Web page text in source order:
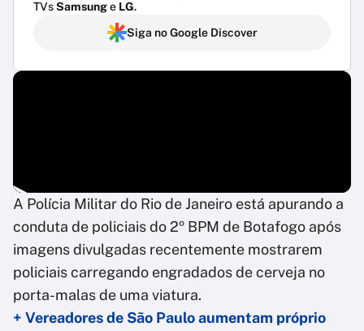
TVsSamsunge LG.
Siga no Google Discover
A Polícia Militar do Rio de Janeiro está apurando a
conduta de policiais do 2º BPM de Botafogo após
imagens divulgadas recentemente mostrarem
policiais carregando engradados de cerveja no
porta-malas de uma viatura.
+ Vereadores de São Paulo aumentam próprio